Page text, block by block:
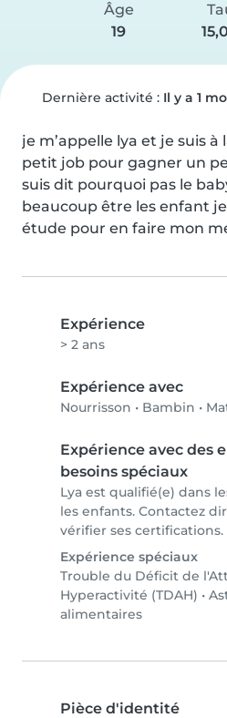
Âge
19
Dernière activité : Il y a 1
je m’appelle lya et je suis à
petit job pour gagner un
suis dit pourquoi pas le
beaucoup être les enfant
étude pour en faire mon
Expérience
> 2 ans
Expérience avec
Nourrisson • Bambin •
Expérience avec des
besoins spéciaux
Lya est qualifié(e) dans
les enfants. Contactez
vérifier ses certifications.
Expérience spéciaux
Trouble du Déficit de
Hyperactivité (TDAH) •
alimentaires
Pièce d'identité